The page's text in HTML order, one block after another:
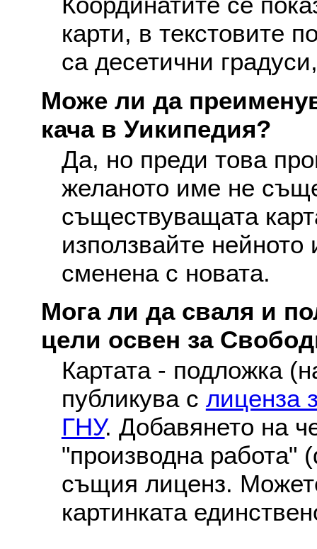
карти, в текстовите
са десетични
Може ли да
кача в Уикипедия?
Да, но преди това
желаното име не
съществуващата
използвайте
сменена с новата.
Мога ли да сваля и
цели освен за
Картата - подложка
публикува с лиценза
ГНУ. Добавянето на
"производна работа"
същия лиценз.
картинката